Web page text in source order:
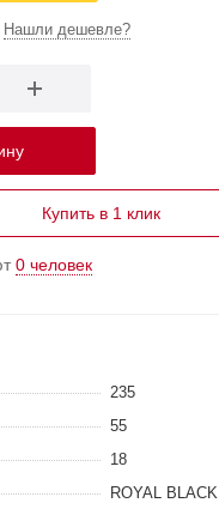
Нашли дешевле?
Купить в 1 клик
0 человек
235
55
18
ROYAL BLACK